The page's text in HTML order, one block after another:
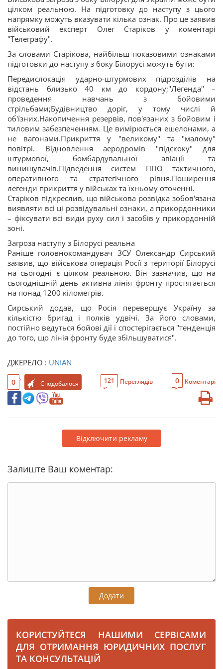
цілком реальною. На підготовку до наступу з цього
напрямку можуть вказувати кілька ознак. Про це заявив
військовий експерт Олег Старіков у коментарі
"Телеграфу".
За словами Старікова, найбільш показовими ознаками
підготовки до наступу з боку Білорусі можуть бути:
Передислокація ударно-штурмових підрозділів на
відстань близько 40 км до кордону;"Легенда" –
проведення навчань з бойовими
стрільбами;Будівництво доріг, у тому числі й
об'їзних.Накопичення резервів, пов'язаних з бойовим і
тиловим забезпеченням. Це вимірюється ешелонами, а
не вагонами.Прикриття у "великому" та "малому"
повітрі. Відновлення аеродромів "підскоку" для
штурмової, бомбардувальної авіації та
винищувачів.Підведення систем ППО тактичного,
оперативного та стратегічного рівня.Поширення
легенди прикриття у військах та їхньому оточенні.
Старіков підкреслив, що військова розвідка зобов'язана
виявляти всі ці розвідувальні ознаки, а прикордонники
– фіксувати всі види руху сил і засобів у прикордонній
зоні.
Загроза наступу з Білорусі реальна
Раніше головнокомандувач ЗСУ Олександр Сирський
заявив, що військова операція Росії з території Білорусі
на сьогодні є цілком реальною. Він зазначив, що на
сьогоднішній день активна лінія фронту простягається
на понад 1200 кілометрів.
Сирський додав, що Росія перевершує Україну за
кількістю бригад і полків удвічі. За його словами,
постійно ведуться бойові дії і спостерігається "тенденція
до того, що лінія фронту буде збільшуватися".
ДЖЕРЕЛО : UNIAN
0 Сподобалося 121 Переглядів 0 Коментарі
Відключити рекламу
Залиште Ваш коментар:
Додати
КОРИСТУЙТЕСЯ НАШИМИ СЕРВІСАМИ
ДЛЯ ОТРИМАННЯ ЮРИДИЧНИХ ПОСЛУГ
ТА КОНСУЛЬТАЦІЙ